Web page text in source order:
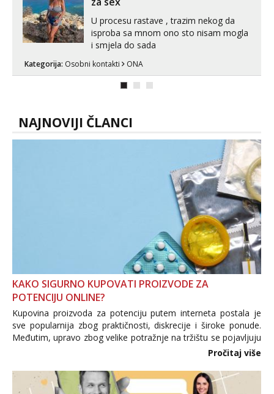
U procesu rastave , trazim nekog da
isproba sa mnom ono sto nisam mogla
i smjela do sada
Kategorija: Osobni kontakti ONA
NAJNOVIJI ČLANCI
KAKO SIGURNO KUPOVATI PROIZVODE ZA
POTENCIJU ONLINE?
Kupovina proizvoda za potenciju putem interneta postala je
sve popularnija zbog praktičnosti, diskrecije i široke ponude.
Međutim, upravo zbog velike potražnje na tržištu se pojavljuju
i brojni krivotvoreni proizvodi, nepouzdane internetske
Pročitaj više